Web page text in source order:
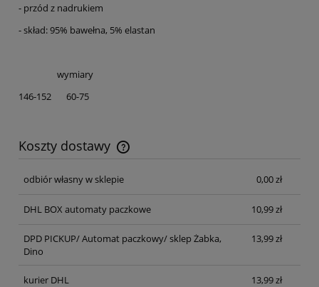
- przód z nadrukiem
- skład: 95% bawełna, 5% elastan
wymiary
146-152 60-75
Koszty dostawy
Cena nie zawiera ewentualnych kosztów płatności
odbiór własny w sklepie
0,00 zł
DHL BOX automaty paczkowe 10,99 zł
DPD PICKUP/ Automat paczkowy/ sklep Żabka,
Dino
13,99 zł
kurier DHL 13,99 zł